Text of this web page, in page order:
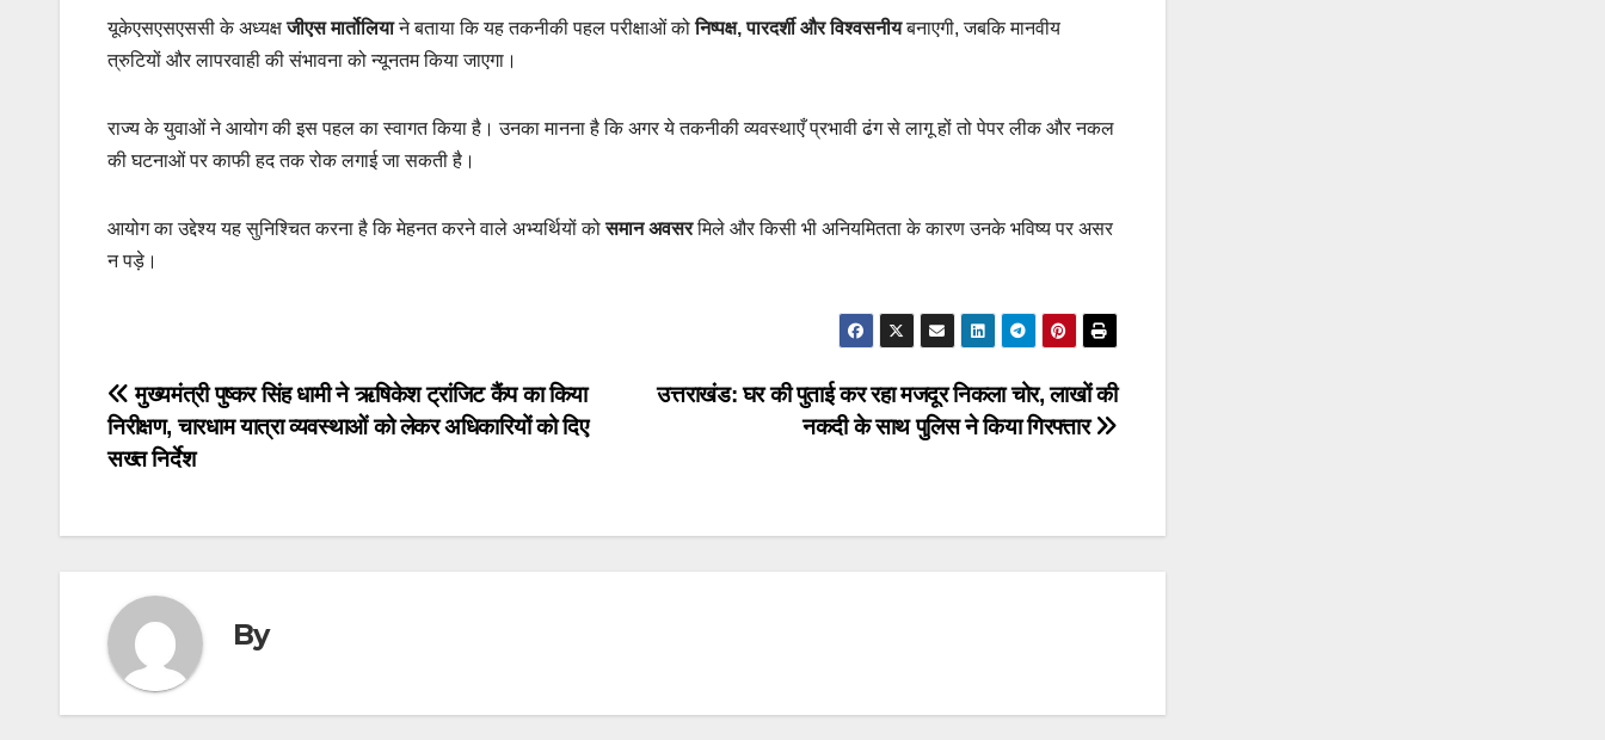
यूकेएसएसएससी के अध्यक्षजीएस मार्तोलियाने बताया कि यह तकनीकी पहल परीक्षाओं कोनिष्पक्ष, पारदर्शी और विश्वसनीयबनाएगी, जबकि मानवीय
त्रुटियों और लापरवाही की संभावना को न्यूनतम किया जाएगा।
राज्य के युवाओं ने आयोग की इस पहल का स्वागत किया है। उनका मानना है कि अगर ये तकनीकी व्यवस्थाएँ प्रभावी ढंग से लागू हों तो पेपर लीक और नकल
की घटनाओं पर काफी हद तक रोक लगाई जा सकती है।
आयोग का उद्देश्य यह सुनिश्चित करना है कि मेहनत करने वाले अभ्यर्थियों कोसमान अवसरमिले और किसी भी अनियमितता के कारण उनके भविष्य पर असर
न पड़े।
Post
navigation
उत्तराखंड: घर की पुताई कर रहा मजदूर निकला चोर, लाखों की
नकदी के साथ पुलिस ने किया गिरफ्तार
मुख्यमंत्री पुष्कर सिंह धामी ने ऋषिकेश ट्रांजिट कैंप का किया
निरीक्षण, चारधाम यात्रा व्यवस्थाओं को लेकर अधिकारियों को दिए
सख्त निर्देश
By